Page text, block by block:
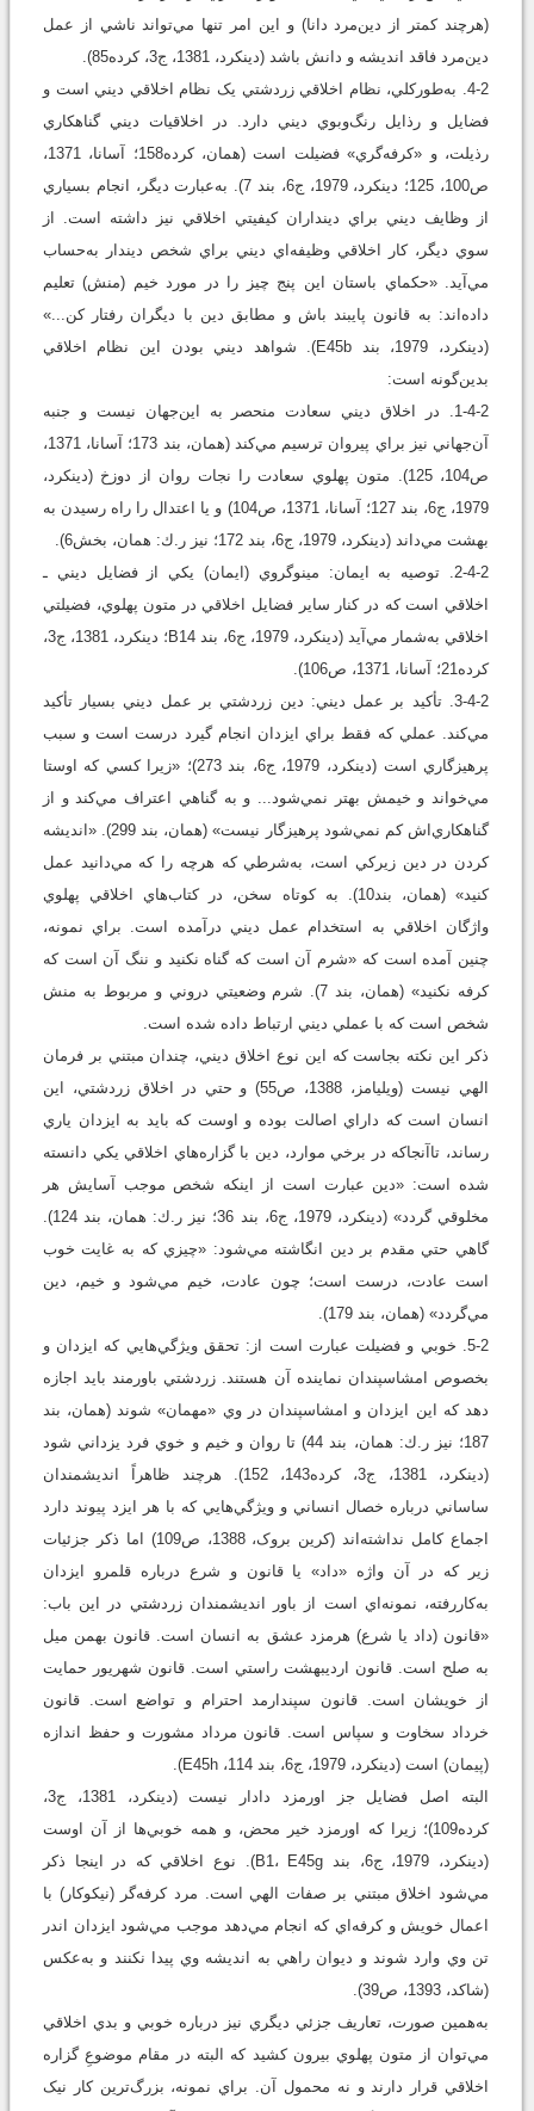
(هرچند کمتر از دين‌مرد دانا) و اين امر تنها مي‌تواند ناشي از عمل
دين‌مرد فاقد انديشه و دانش باشد (دينکرد، 1381، ج3، کرده85).
4-2. به‌طورکلي، نظام اخلاقي زردشتي يک نظام اخلاقي ديني است و
فضايل و رذايل رنگ‌وبوي ديني دارد. در اخلاقيات ديني گناهکاري
رذيلت، و «کرفه‌گري» فضيلت است (همان، کرده158؛ آسانا، 1371،
ص100، 125؛ دينکرد، 1979، ج6، بند 7). به‌عبارت ديگر، انجام بسياري
از وظايف ديني براي دينداران کيفيتي اخلاقي نيز داشته است. از
سوي ديگر، کار اخلاقي وظيفه‌اي ديني براي شخص ديندار به‌حساب
مي‌آيد. «حکماي باستان اين پنج چيز را در مورد خيم (منش) تعليم
داده‌اند: به قانون پايبند باش و مطابق دين با ديگران رفتار کن...»
(دينکرد، 1979، بند E45b). شواهد ديني بودن اين نظام اخلاقي
بدين‌گونه است:
1-4-2. در اخلاق ديني سعادت منحصر به اين‌جهان نيست و جنبه
آن‌جهاني نيز براي پيروان ترسيم مي‌کند (همان، بند 173؛ آسانا، 1371،
ص104، 125). متون پهلوي سعادت را نجات روان از دوزخ (دينکرد،
1979، ج6، بند 127؛ آسانا، 1371، ص104) و يا اعتدال را راه رسيدن به
بهشت مي‌داند (دينکرد، 1979، ج6، بند 172؛ نيز ر.ك: همان، بخش6).
2-4-2. توصيه به ايمان: مينوگروي (ايمان) يکي از فضايل ديني ـ
اخلاقي است که در کنار ساير فضايل اخلاقي در متون پهلوي، فضيلتي
اخلاقي به‌شمار مي‌آيد (دينکرد، 1979، ج6، بند B14؛ دينکرد، 1381، ج3،
کرده21؛ آسانا، 1371، ص106).
3-4-2. تأکيد بر عمل ديني: دين زردشتي بر عمل ديني بسيار تأکيد
مي‌کند. عملي که فقط براي ايزدان انجام گيرد درست است و سبب
پرهيزگاري است (دينکرد، 1979، ج6، بند 273)؛ «زيرا کسي که اوستا
مي‌خواند و خيمش بهتر نمي‌شود... و به گناهي اعتراف مي‌کند و از
گناهکاري‌اش کم نمي‌شود پرهيزگار نيست» (همان، بند 299). «انديشه
کردن در دين زيرکي است، به‌شرطي که هرچه را که مي‌دانيد عمل
کنيد» (همان، بند10). به کوتاه سخن، در کتاب‌هاي اخلاقي پهلوي
واژگان اخلاقي به استخدام عمل ديني درآمده است. براي نمونه،
چنين آمده است که «شرم آن است که گناه نکنيد و ننگ آن است که
کرفه نکنيد» (همان، بند 7). شرم وضعيتي دروني و مربوط به منش
شخص است که با عملي ديني ارتباط داده شده است.
ذکر اين نکته بجاست که اين نوع اخلاق ديني، چندان مبتني بر فرمان
الهي نيست (ويليامز، 1388، ص55) و حتي در اخلاق زردشتي، اين
انسان است که داراي اصالت بوده و اوست که بايد به ايزدان ياري
رساند، تاآنجاکه در برخي موارد، دين با گزاره‌هاي اخلاقي يکي دانسته
شده است: «دين عبارت است از اينکه شخص موجب آسايش هر
مخلوقي گردد» (دينکرد، 1979، ج6، بند 36؛ نيز ر.ك: همان، بند 124).
گاهي حتي مقدم بر دين انگاشته مي‌شود: «چيزي که به غايت خوب
است عادت، درست است؛ چون عادت، خيم مي‌شود و خيم، دين
مي‌گردد» (همان، بند 179).
5-2. خوبي و فضيلت عبارت است از: تحقق ويژگي‌هايي که ايزدان و
بخصوص امشاسپندان نماينده آن هستند. زردشتي باورمند بايد اجازه
دهد که اين ايزدان و امشاسپندان در وي «مهمان» شوند (همان، بند
187؛ نيز ر.ك: همان، بند 44) تا روان و خيم و خوي فرد يزداني شود
(دينکرد، 1381، ج3، کرده143، 152). هرچند ظاهراً انديشمندان
ساساني درباره خصال انساني و ويژگي‌هايي که با هر ايزد پيوند دارد
اجماع کامل نداشته‌اند (کرين بروک، 1388، ص109) اما ذکر جزئيات
زير که در آن واژه «داد» يا قانون و شرع درباره قلمرو ايزدان
به‌کاررفته، نمونه‌اي است از باور انديشمندان زردشتي در اين باب:
«قانون (داد يا شرع) هرمزد عشق به انسان است. قانون بهمن ميل
به صلح است. قانون ارديبهشت راستي است. قانون شهريور حمايت
از خويشان است. قانون سپندارمد احترام و تواضع است. قانون
خرداد سخاوت و سپاس است. قانون مرداد مشورت و حفظ اندازه
(پيمان) است (دينکرد، 1979، ج6، بند 114، E45h).
البته اصل فضايل جز اورمزد دادار نيست (دينکرد، 1381، ج3،
کرده109)؛ زيرا که اورمزد خير محض، و همه خوبي‌ها از آن اوست
(دينکرد، 1979، ج6، بند B1، E45g). نوع اخلاقي که در اينجا ذکر
مي‌شود اخلاق مبتني بر صفات الهي است. مرد کرفه‌گر (نيکوکار) با
اعمال خويش و کرفه‌اي که انجام مي‌دهد موجب مي‌شود ايزدان اندر
تن وي وارد شوند و ديوان راهي به انديشه وي پيدا نکنند و به‌عکس
(شاکد، 1393، ص39).
به‌همين صورت، تعاريف جزئي ديگري نيز درباره خوبي و بدي اخلاقي
مي‌توان از متون پهلوي بيرون کشيد که البته در مقام موضوعِ گزاره
اخلاقي قرار دارند و نه محمول آن. براي نمونه، بزرگ‌ترين کار نيک